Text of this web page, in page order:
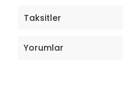
Taksitler
Yorumlar